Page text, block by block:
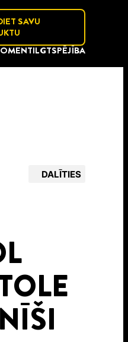
ILGTSPĒJĪBA
SAVU
DALĪTIES